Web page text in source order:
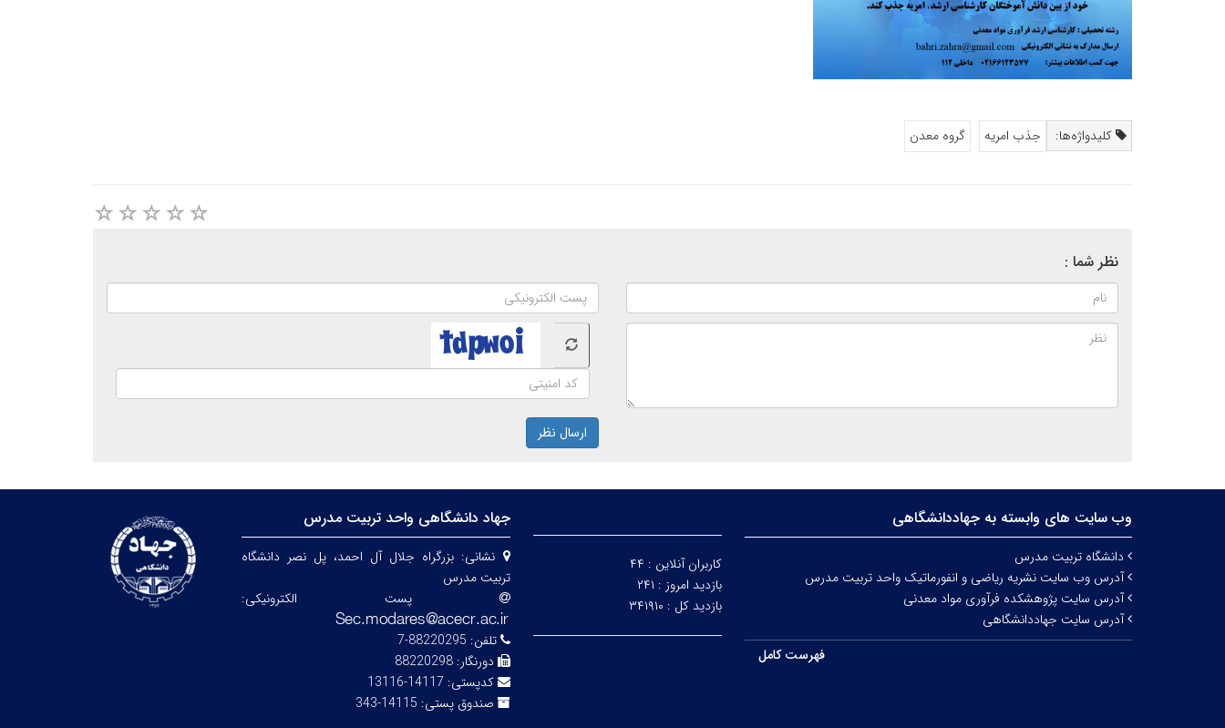
کلیدواژه‌ها: جذب امریه گروه معدن
نظر شما :
ارسال نظر
وب سایت های وابسته به جهاددانشگاهی
دانشگاه تربیت مدرس
آدرس وب سایت نشریه ریاضی و انفورماتیک واحد تربیت مدرس
آدرس سایت پژوهشکده فرآوری مواد معدنی
آدرس سایت جهاددانشگاهی
فهرست کامل
کاربران آنلاین : ۴۴
بازدید امروز : ۲۴۱
بازدید کل : ۳۴۱۹۱۰
جهاد دانشگاهی واحد تربیت مدرس
نشانی: بزرگراه جلال آل احمد، پل نصر دانشگاه
تربیت مدرس
پست الکترونیکی:
تلفن: 88220295-7
دورنگار:88220298
کدپستی: 14117-13116
صندوق پستی: 14115-343